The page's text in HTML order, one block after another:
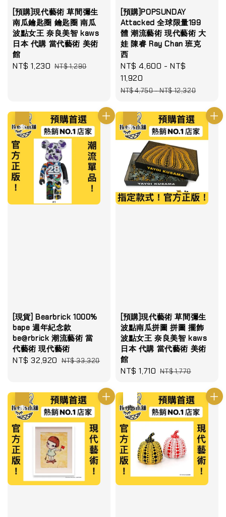
[預購]現代藝術 草間彌生
南瓜鑰匙圈 鑰匙圈 南瓜
波點女王 奈良美智 kaws
日本 代購 當代藝術 美術
館
Sale
NT$ 1,230 Regular
NT$ 1,290
[預購]POPSUNDAY
Attacked 全球限量199
體 潮流藝術 現代藝術 大
娃 陳睿 Ray Chan 班克
西
Sale
price
NT$ 4,600 -NT$
11,920
Regular
NT$ 4,750-NT$ 12,320
[現貨] Bearbrick 1000%
bape 週年紀念款
be@rbrick 潮流藝術 當
代藝術 現代藝術
Sale
NT$ 32,920 Regular
NT$ 33,320
[預購]現代藝術 草間彌生
波點南瓜拼圖 拼圖 擺飾
波點女王 奈良美智 kaws
日本 代購 當代藝術 美術
館
Sale
NT$ 1,710 Regular
NT$ 1,770